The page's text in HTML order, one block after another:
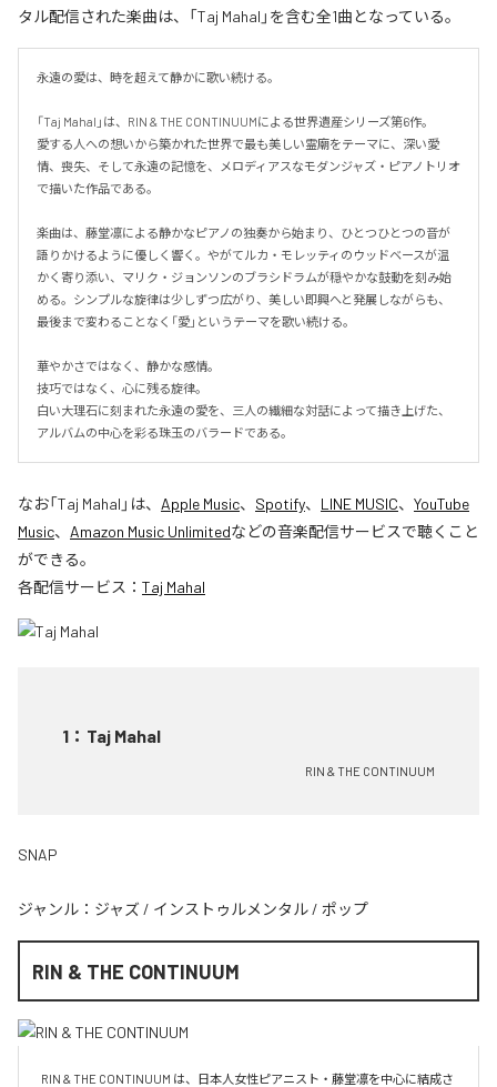
タル配信された楽曲は、「Taj Mahal」を含む全1曲となっている。
永遠の愛は、時を超えて静かに歌い続ける。
「Taj Mahal」は、RIN & THE CONTINUUMによる世界遺産シリーズ第6作。
愛する人への想いから築かれた世界で最も美しい霊廟をテーマに、深い愛
情、喪失、そして永遠の記憶を、メロディアスなモダンジャズ・ピアノトリオ
で描いた作品である。
楽曲は、藤堂凛による静かなピアノの独奏から始まり、ひとつひとつの音が
語りかけるように優しく響く。やがてルカ・モレッティのウッドベースが温
かく寄り添い、マリク・ジョンソンのブラシドラムが穏やかな鼓動を刻み始
める。シンプルな旋律は少しずつ広がり、美しい即興へと発展しながらも、
最後まで変わることなく「愛」というテーマを歌い続ける。
華やかさではなく、静かな感情。
技巧ではなく、心に残る旋律。
白い大理石に刻まれた永遠の愛を、三人の繊細な対話によって描き上げた、
アルバムの中心を彩る珠玉のバラードである。
なお「Taj Mahal 」は、 Apple Music、 Spotify、 LINE MUSIC、 YouTube
Music、 Amazon Music Unlimitedなどの音楽配信サービスで聴くこと
ができる。
各配信サービス： Taj Mahal
1 ： Taj Mahal
RIN & THE CONTINUUM
SNAP
ジャンル： ジャズ / インストゥルメンタル / ポップ
RIN & THE CONTINUUM
RIN & THE CONTINUUM は、日本人女性ピアニスト・藤堂凛を中心に結成さ